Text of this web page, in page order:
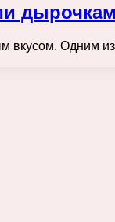
вкусом. Одним